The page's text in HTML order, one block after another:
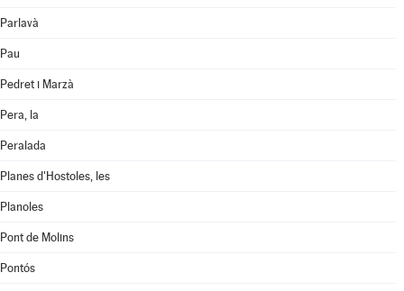
Parlavà
Pau
Pedret i Marzà
Pera, la
Peralada
Planes d'Hostoles, les
Planoles
Pont de Molins
Pontós